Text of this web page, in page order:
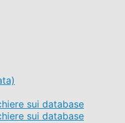
sui database
sui database